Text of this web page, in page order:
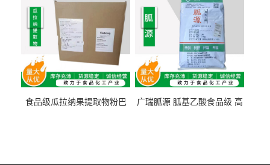
食品级瓜拉纳果提取物粉巴
广瑞胍源 胍基乙酸食品级 高